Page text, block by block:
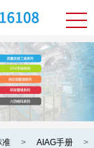
准 > AIAG手册 >